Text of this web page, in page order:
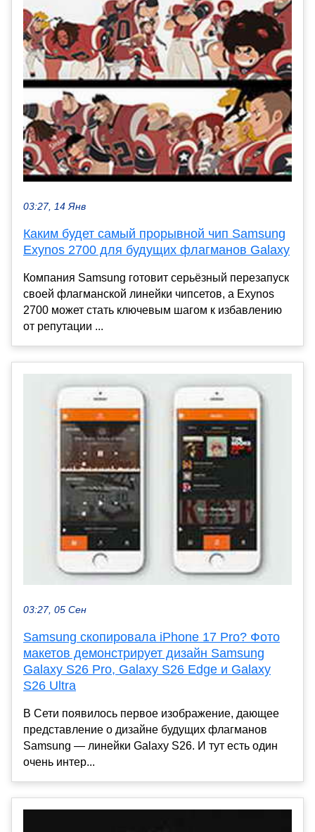
03:27, 14 Янв
Каким будет самый прорывной чип Samsung
Exynos 2700 для будущих флагманов Galaxy
Компания Samsung готовит серьёзный перезапуск
своей флагманской линейки чипсетов, а Exynos
2700 может стать ключевым шагом к избавлению
от репутации ...
03:27, 05 Сен
Samsung скопировала iPhone 17 Pro? Фото
макетов демонстрирует дизайн Samsung
Galaxy S26 Pro, Galaxy S26 Edge и Galaxy
S26 Ultra
В Сети появилось первое изображение, дающее
представление о дизайне будущих флагманов
Samsung — линейки Galaxy S26. И тут есть один
очень интер...